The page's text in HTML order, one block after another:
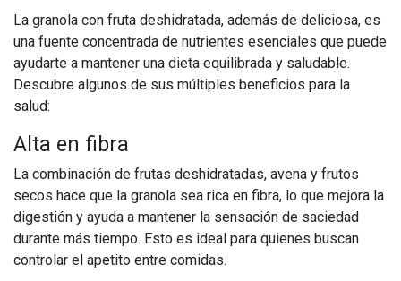
La granola con fruta deshidratada, además de deliciosa, es
una fuente concentrada de nutrientes esenciales que puede
ayudarte a mantener una dieta equilibrada y saludable.
Descubre algunos de sus múltiples beneficios para la
salud:
Alta en fibra
La combinación de frutas deshidratadas, avena y frutos
secos hace que la granola sea rica en fibra, lo que mejora la
digestión y ayuda a mantener la sensación de saciedad
durante más tiempo. Esto es ideal para quienes buscan
controlar el apetito entre comidas.